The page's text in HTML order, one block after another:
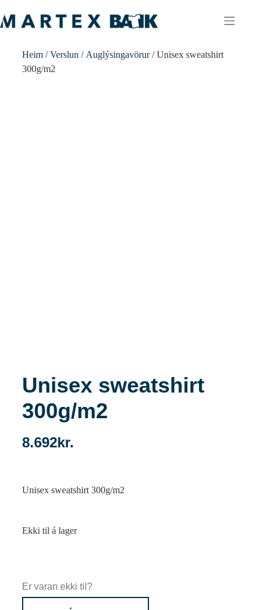
Heim/Verslun / Auglýsingavörur/ Unisex sweatshirt
300g/m2
Unisex sweatshirt
300g/m2
8.692kr.
Unisex sweatshirt 300g/m2
Ekki til á lager
Er varan ekki til?